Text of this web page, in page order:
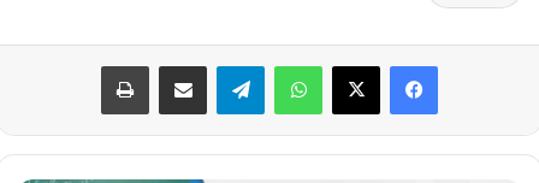
فيسبوك
‫X واتسابتيلقراممشاركة عبر البريد طباعة